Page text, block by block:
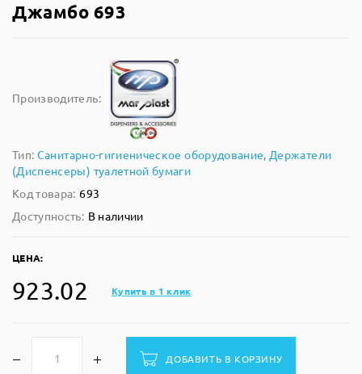
Джамбо 693
Производитель:
Тип: Санитарно-гигиеническое оборудование, Держатели
(Диспенсеры) туалетной бумаги
Код товара: 693
Доступность: В наличии
ЦЕНА:
923.02 Купить в 1 клик
ДОБАВИТЬ В КОРЗИНУ